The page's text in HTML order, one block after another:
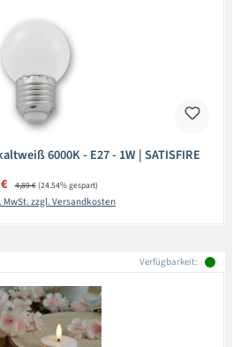
6000K - E27 - 1W | SATISFIRE
Regulärer Preis:
4,89 €(24.54% gespart)
MwSt. zzgl. Versandkosten
Verfügbarkeit: